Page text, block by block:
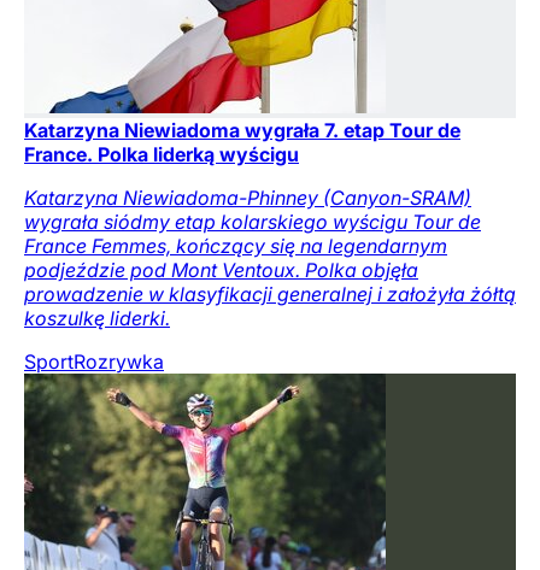
Katarzyna Niewiadoma wygrała 7. etap Tour de
France. Polka liderką wyścigu
Katarzyna Niewiadoma-Phinney (Canyon-SRAM)
wygrała siódmy etap kolarskiego wyścigu Tour de
France Femmes, kończący się na legendarnym
podjeździe pod Mont Ventoux. Polka objęła
prowadzenie w klasyfikacji generalnej i założyła żółtą
koszulkę liderki.
SportRozrywka